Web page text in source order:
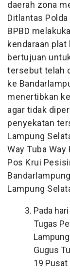
daerah zona
Ditlantas
BPBD
kendaraan
bertujuan
tersebut telah
ke
menertibkan
agar tidak
penyekatan
Lampung
Way Tuba Way
Pos Krui
Lampung
Pada
Tugas
Gugus
19 Pusat